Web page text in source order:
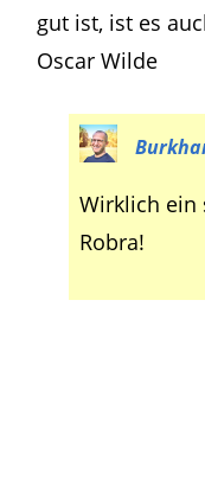
gut ist, ist es
Oscar Wilde
Wirklich ein
Robra!